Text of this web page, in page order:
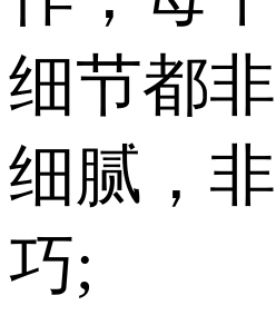
细节都
细腻，
巧;